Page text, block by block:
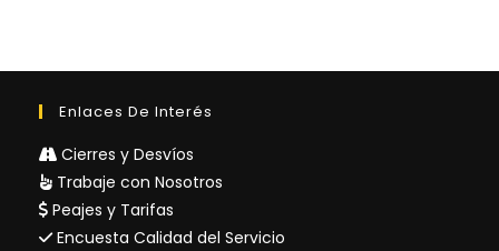
Enlaces De Interés
Cierres y Desvíos
Trabaje con Nosotros
Peajes y Tarifas
Encuesta Calidad del Servicio